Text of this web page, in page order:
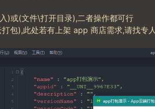
)或(文件\打开目录),二者操作都可行
包),此处若有上架 app 商店需求,请找专